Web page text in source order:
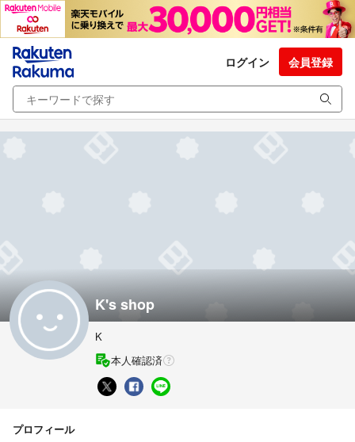
ログイン 会員登録
K's shop
K
本人確認済
プロフィール